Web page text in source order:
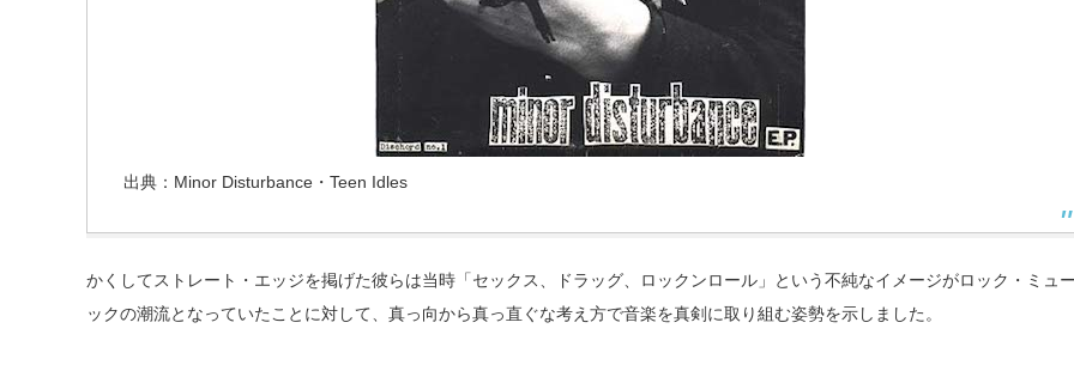
出典：Minor Disturbance・Teen Idles
かくしてストレート・エッジを掲げた彼らは当時「セックス、ドラッグ、ロックンロール」という不純なイメージがロック・ミュ
ックの潮流となっていたことに対して、真っ向から真っ直ぐな考え方で音楽を真剣に取り組む姿勢を示しました。